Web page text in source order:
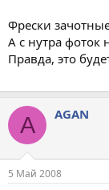
Фрески
А с нутра фоток
Правда, это
A AGAN
5 Май 2008